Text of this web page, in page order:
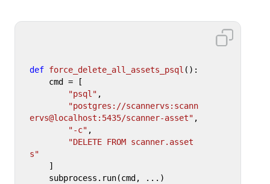
def force_delete_all_assets_psql ():
"psql" ,
"postgres://scannervs:scann
ervs@localhost:5435/scanner-asset" ,
"-c" ,
"DELETE FROM scanner.asset
s"
    subprocess.run(cmd, ...)